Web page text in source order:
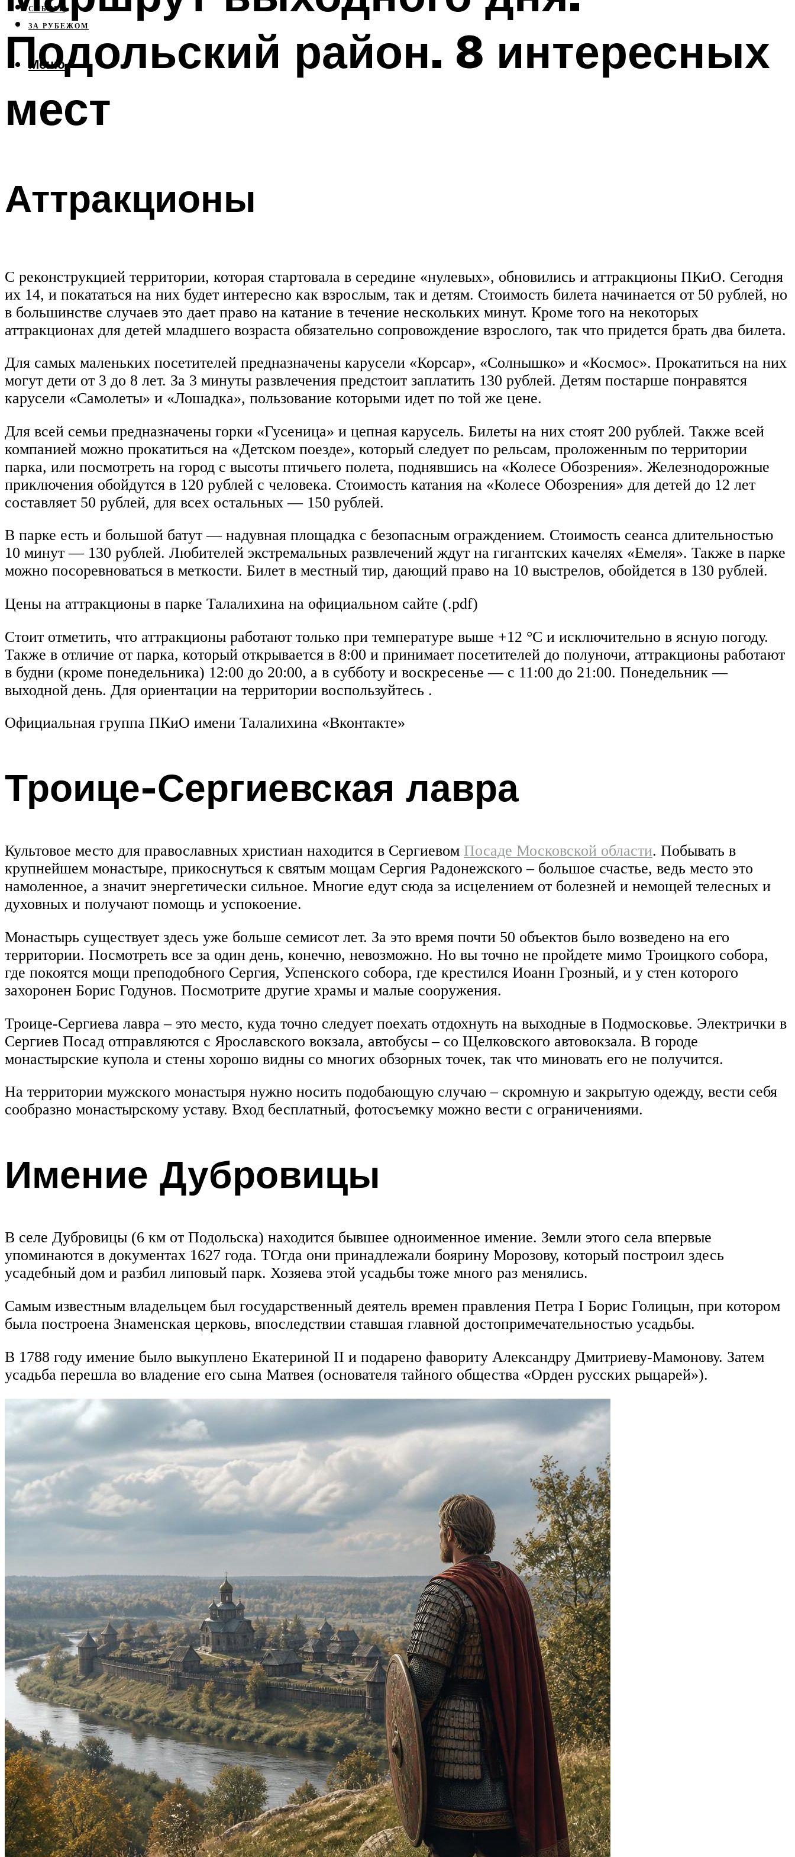
СИБИРЬ
ЗА РУБЕЖОМ
Меню
Подольский район. 8 интересных
мест
Аттракционы
С реконструкцией территории, которая стартовала в середине «нулевых», обновились и аттракционы ПКиО. Сегодня
их 14, и покататься на них будет интересно как взрослым, так и детям. Стоимость билета начинается от 50 рублей, но
в большинстве случаев это дает право на катание в течение нескольких минут. Кроме того на некоторых
аттракционах для детей младшего возраста обязательно сопровождение взрослого, так что придется брать два билета.
Для самых маленьких посетителей предназначены карусели «Корсар», «Солнышко» и «Космос». Прокатиться на них
могут дети от 3 до 8 лет. За 3 минуты развлечения предстоит заплатить 130 рублей. Детям постарше понравятся
карусели «Самолеты» и «Лошадка», пользование которыми идет по той же цене.
Для всей семьи предназначены горки «Гусеница» и цепная карусель. Билеты на них стоят 200 рублей. Также всей
компанией можно прокатиться на «Детском поезде», который следует по рельсам, проложенным по территории
парка, или посмотреть на город с высоты птичьего полета, поднявшись на «Колесе Обозрения». Железнодорожные
приключения обойдутся в 120 рублей с человека. Стоимость катания на «Колесе Обозрения» для детей до 12 лет
составляет 50 рублей, для всех остальных — 150 рублей.
В парке есть и большой батут — надувная площадка с безопасным ограждением. Стоимость сеанса длительностью
10 минут — 130 рублей. Любителей экстремальных развлечений ждут на гигантских качелях «Емеля». Также в парке
можно посоревноваться в меткости. Билет в местный тир, дающий право на 10 выстрелов, обойдется в 130 рублей.
Цены на аттракционы в парке Талалихина на официальном сайте (.pdf)
Стоит отметить, что аттракционы работают только при температуре выше +12 °C и исключительно в ясную погоду.
Также в отличие от парка, который открывается в 8:00 и принимает посетителей до полуночи, аттракционы работают
в будни (кроме понедельника) 12:00 до 20:00, а в субботу и воскресенье — с 11:00 до 21:00. Понедельник —
выходной день. Для ориентации на территории воспользуйтесь .
Официальная группа ПКиО имени Талалихина «Вконтакте»
Троице-Сергиевская лавра
Культовое место для православных христиан находится в Сергиевом Посаде Московской области. Побывать в
крупнейшем монастыре, прикоснуться к святым мощам Сергия Радонежского – большое счастье, ведь место это
намоленное, а значит энергетически сильное. Многие едут сюда за исцелением от болезней и немощей телесных и
духовных и получают помощь и успокоение.
Монастырь существует здесь уже больше семисот лет. За это время почти 50 объектов было возведено на его
территории. Посмотреть все за один день, конечно, невозможно. Но вы точно не пройдете мимо Троицкого собора,
где покоятся мощи преподобного Сергия, Успенского собора, где крестился Иоанн Грозный, и у стен которого
захоронен Борис Годунов. Посмотрите другие храмы и малые сооружения.
Троице-Сергиева лавра – это место, куда точно следует поехать отдохнуть на выходные в Подмосковье. Электрички в
Сергиев Посад отправляются с Ярославского вокзала, автобусы – со Щелковского автовокзала. В городе
монастырские купола и стены хорошо видны со многих обзорных точек, так что миновать его не получится.
На территории мужского монастыря нужно носить подобающую случаю – скромную и закрытую одежду, вести себя
сообразно монастырскому уставу. Вход бесплатный, фотосъемку можно вести с ограничениями.
Имение Дубровицы
В селе Дубровицы (6 км от Подольска) находится бывшее одноименное имение. Земли этого села впервые
упоминаются в документах 1627 года. ТОгда они принадлежали боярину Морозову, который построил здесь
усадебный дом и разбил липовый парк. Хозяева этой усадьбы тоже много раз менялись.
Самым известным владельцем был государственный деятель времен правления Петра I Борис Голицын, при котором
была построена Знаменская церковь, впоследствии ставшая главной достопримечательностью усадьбы.
В 1788 году имение было выкуплено Екатериной II и подарено фавориту Александру Дмитриеву-Мамонову. Затем
усадьба перешла во владение его сына Матвея (основателя тайного общества «Орден русских рыцарей»).